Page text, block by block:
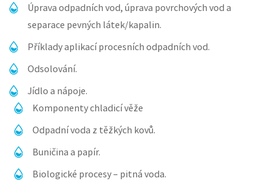
Úprava odpadních vod, úprava povrchových vod a
separace pevných látek/kapalin.
Příklady aplikací procesních odpadních vod.
Odsolování.
Jídlo a nápoje.
Komponenty chladicí věže
Odpadní voda z těžkých kovů.
Buničina a papír.
Biologické procesy – pitná voda.